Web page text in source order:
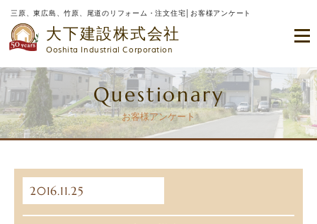
三原、東広島、竹原、尾道のリフォーム・注文住宅│お客様アンケート
大下建設株式会社
Ooshita Industrial Corporation
Questionary
お客様アンケート
2016.11.25